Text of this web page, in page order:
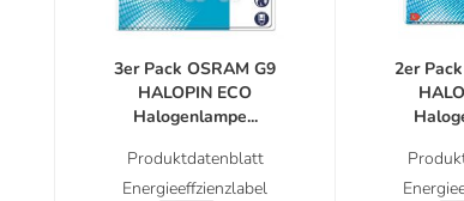
3er Pack OSRAM G9
HALOPIN ECO
Halogenlampe...
Produktdatenblatt
Energieeffzienzlabel
2er